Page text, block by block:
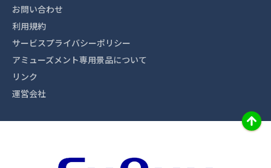
お問い合わせ
利用規約
サービスプライバシーポリシー
アミューズメント専用景品について
リンク
運営会社